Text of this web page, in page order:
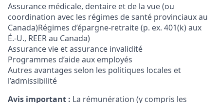
Assurance médicale, dentaire et de la vue (ou
coordination avec les régimes de santé provinciaux au
Canada)Régimes d’épargne‑retraite (p. ex. 401(k) aux
É.-U., REER au Canada)
Assurance vie et assurance invalidité
Programmes d’aide aux employés
Autres avantages selon les politiques locales et
l’admissibilité
Avis important : La rémunération (y compris les